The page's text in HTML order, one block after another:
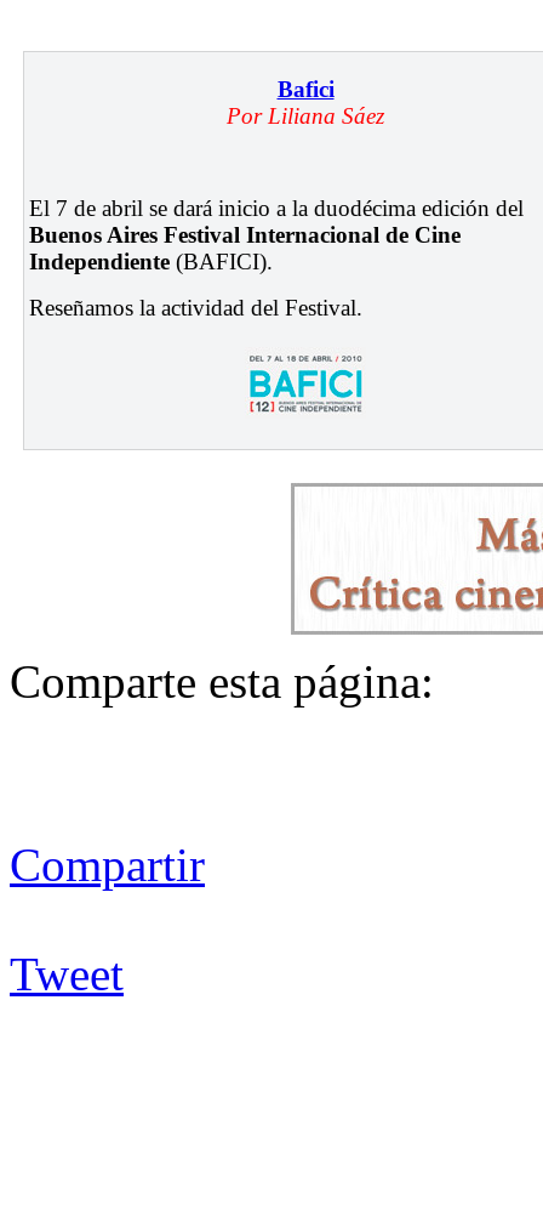
Bafici
Por Liliana Sáez
El 7 de abril se dará inicio a la duodécima edición del
Buenos Aires Festival Internacional de Cine
Independiente (BAFICI).
Reseñamos la actividad del Festival.
Comparte esta página:
Compartir
Tweet